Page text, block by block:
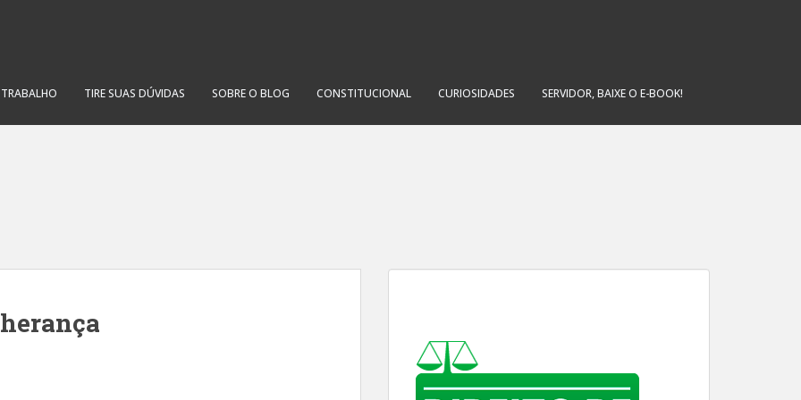
TIRE SUAS DÚVIDAS SOBRE O BLOG CONSTITUCIONAL CURIOSIDADES SERVIDOR, BAIXE O E-BOOK!